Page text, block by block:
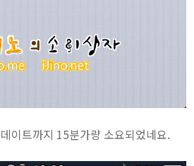
이트까지 15분가량 소요되었네요.